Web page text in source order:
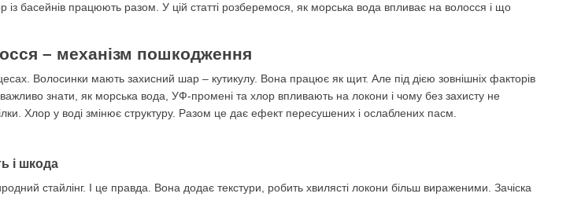
із басейнів працюють разом. У цій статті розберемося, як морська вода впливає на волосся і що
– механізм пошкодження
Волосинки мають захисний шар – кутикулу. Вона працює як щит. Але під дією зовнішніх факторів
знати, як морська вода, УФ-промені та хлор впливають на локони і чому без захисту не
Хлор у воді змінює структуру. Разом це дає ефект пересушених і ослаблених пасм.
і шкода
стайлінг. І це правда. Вона додає текстури, робить хвилясті локони більш вираженими. Зачіска